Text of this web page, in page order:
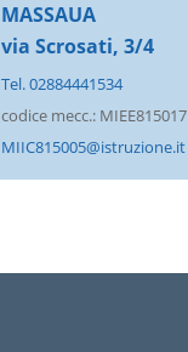
MASSAUA
via Scrosati, 3/4
Tel. 02884441534
codice mecc.: MIEE815017
MIIC815005@istruzione.it